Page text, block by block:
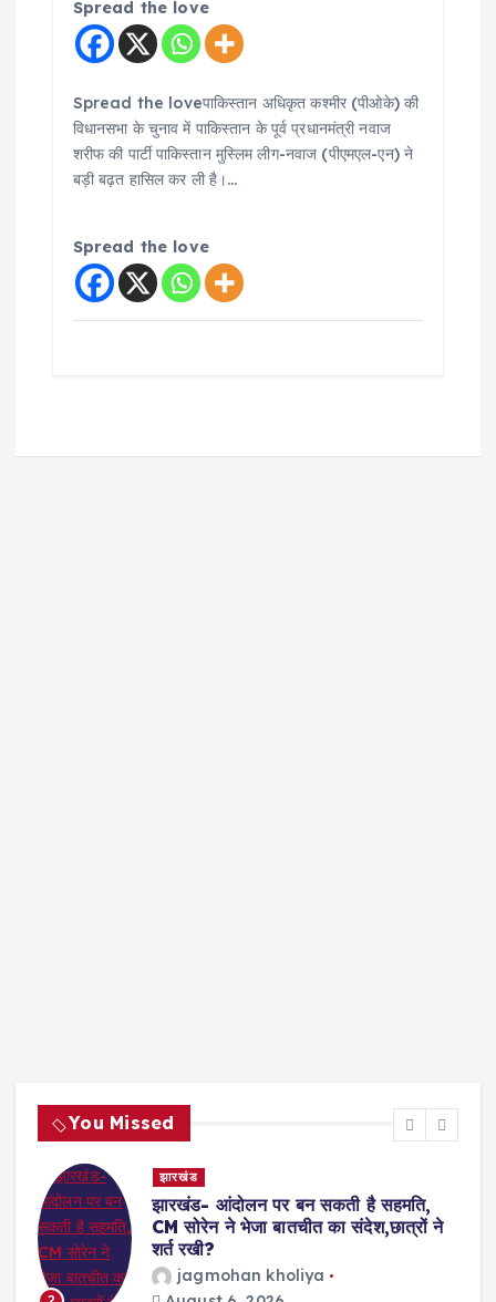
Spread the love
Spread the loveपाकिस्तान अधिकृत कश्मीर (पीओके) की
विधानसभा के चुनाव में पाकिस्तान के पूर्व प्रधानमंत्री नवाज
शरीफ की पार्टी पाकिस्तान मुस्लिम लीग-नवाज (पीएमएल-एन) ने
बड़ी बढ़त हासिल कर ली है।…
Spread the love
You Missed
है सहमति,
संदेश,छात्रों ने
3
Shooting- अमेरिका के नॉर्थ
अंधाधुंध गोलीबारी, कई लोगों की
विजय जोशी